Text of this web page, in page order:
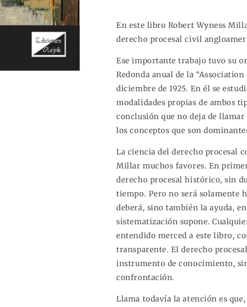
Formativos
Procedimiento
Formativos
Procedimiento
En este libro Robert Wyness
derecho procesal civil
Ese importante trabajo tuvo su
Redonda anual de la
diciembre de 1925. En él se
modalidades propias de ambos
conclusión que no deja de
los conceptos que son
La ciencia del derecho procesal
Millar muchos favores. En
derecho procesal histórico, sin
tiempo. Pero no será solamente
deberá, sino también la ayuda,
sistematización supone.
entendido merced a este libro,
transparente. El derecho
instrumento de conocimiento,
confrontación.
Llama todavía la atención es